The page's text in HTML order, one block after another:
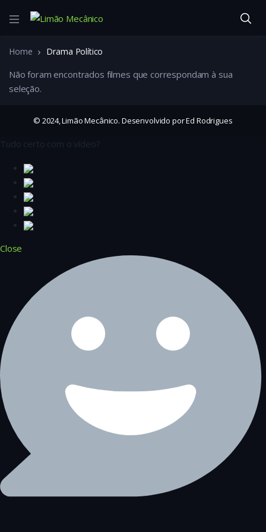
Home Drama Político
Não foram encontrados filmes que correspondam à sua
seleção.
© 2024, Limão Mecânico. Desenvolvido por Ed Rodrigues
Tudo certo com o vídeo?
Close